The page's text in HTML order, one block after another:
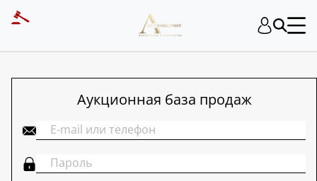
ART INVESTMENT
Аукционная база продаж